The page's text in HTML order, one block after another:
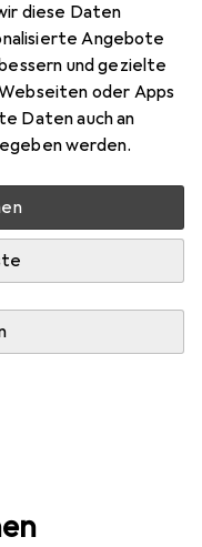
diese Daten
Angebote
und gezielte
oder Apps
Daten auch an
werden.
von Frech
Lieferanten